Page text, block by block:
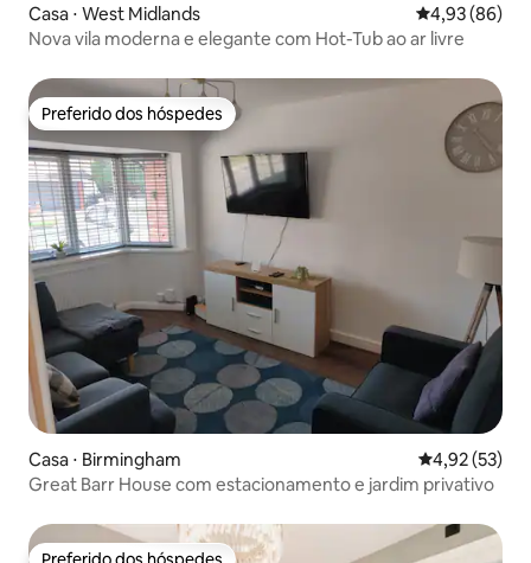
Casa ⋅ West Midlands 4,93 de uma
4,93 (86)
Nova vila moderna e elegante com Hot-Tub ao ar livre
Preferido dos hóspedes
Preferido dos hóspedes
Casa ⋅ Birmingham 4,92 de uma
4,92 (53)
Great Barr House com estacionamento e jardim privativo